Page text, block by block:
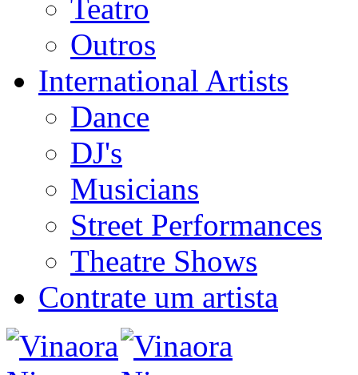
Teatro
Outros
International Artists
Dance
DJ's
Musicians
Street Performances
Theatre Shows
Contrate um artista